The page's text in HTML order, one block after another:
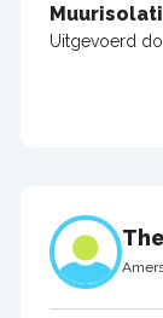
Uitgevoerd